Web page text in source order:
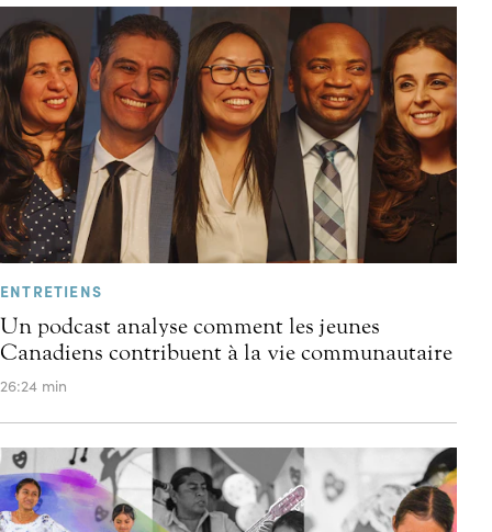
ENTRETIENS
Un podcast analyse comment les jeunes
Canadiens contribuent à la vie communautaire
26:24 min